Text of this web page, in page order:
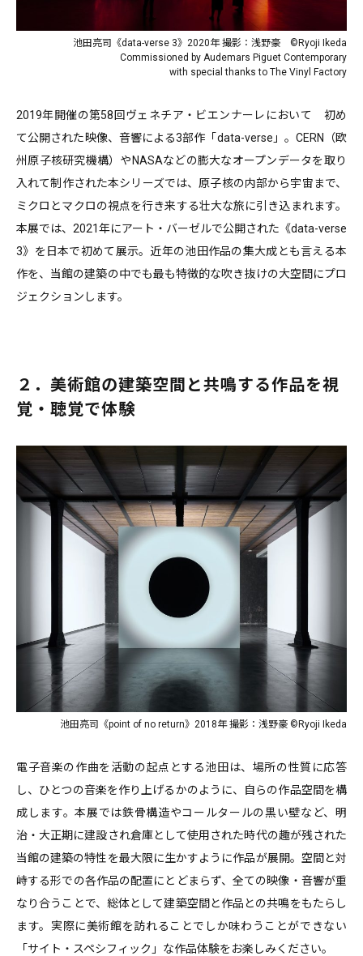
池田亮司《data-verse 3》2020年 撮影：浅野豪 ©︎Ryoji Ikeda
Commissioned by Audemars Piguet Contemporary
with special thanks to The Vinyl Factory
2019年開催の第58回ヴェネチア・ビエンナーレにおいて 初め
て公開された映像、音響による3部作「data-verse」。CERN（欧
州原子核研究機構）やNASAなどの膨大なオープンデータを取り
入れて制作された本シリーズでは、原子核の内部から宇宙まで、
ミクロとマクロの視点を行き来する壮大な旅に引き込まれます。
本展では、2021年にアート・バーゼルで公開された《data-verse
3》を日本で初めて展示。近年の池田作品の集大成とも言える本
作を、当館の建築の中でも最も特徴的な吹き抜けの大空間にプロ
ジェクションします。
２．美術館の建築空間と共鳴する作品を視
覚・聴覚で体験
池田亮司《point of no return》2018年 撮影：浅野豪 ©Ryoji Ikeda
電子音楽の作曲を活動の起点とする池田は、場所の性質に応答
し、ひとつの音楽を作り上げるかのように、自らの作品空間を構
成します。本展では鉄骨構造やコールタールの黒い壁など、明
治・大正期に建設され倉庫として使用された時代の趣が残された
当館の建築の特性を最大限に生かすように作品が展開。空間と対
峙する形での各作品の配置にとどまらず、全ての映像・音響が重
なり合うことで、総体として建築空間と作品との共鳴をもたらし
ます。実際に美術館を訪れることでしか味わうことができない
「サイト・スペシフィック」な作品体験をお楽しみください。